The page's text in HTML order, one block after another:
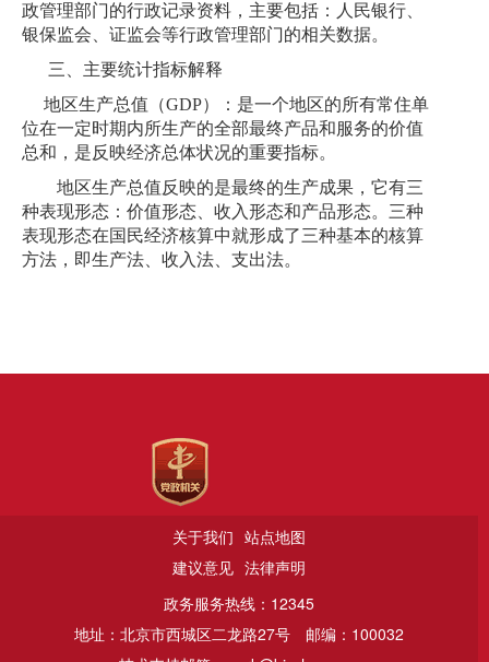
政管理部门的行政记录资料，主要包括：人民银行、
银保监会、证监会等行政管理部门的相关数据。
三、主要统计指标解释
地区生产总值（GDP）：是一个地区的所有常住单
位在一定时期内所生产的全部最终产品和服务的价值
总和，是反映经济总体状况的重要指标。
地区生产总值反映的是最终的生产成果，它有三
种表现形态：价值形态、收入形态和产品形态。三种
表现形态在国民经济核算中就形成了三种基本的核算
方法，即生产法、收入法、支出法。
关于我们 站点地图
建议意见 法律声明
政务服务热线：12345
地址：北京市西城区二龙路27号
邮编：100032